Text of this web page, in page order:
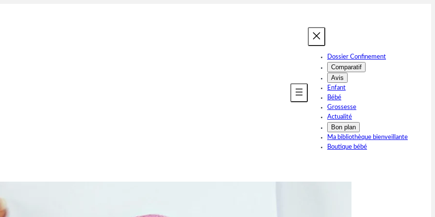
Dossier Confinement
Comparatif
Avis
Enfant
Bébé
Grossesse
Actualité
Bon plan
Ma bibliothèque bienveillante
Boutique bébé